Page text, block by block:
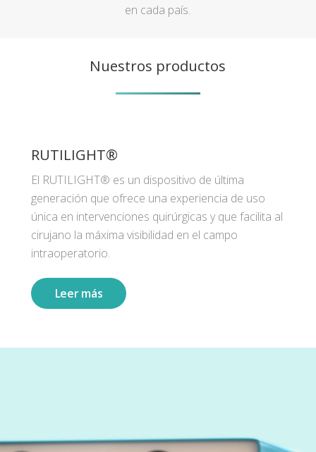
en cada país.
Nuestros productos
RUTILIGHT®
El RUTILIGHT® es un dispositivo de última
generación que ofrece una experiencia de uso
única en intervenciones quirúrgicas y que facilita al
cirujano la máxima visibilidad en el campo
intraoperatorio.
Leer más